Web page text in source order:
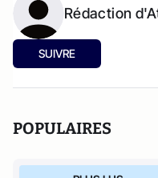
Rédaction
SUIVRE
POPULAIRES